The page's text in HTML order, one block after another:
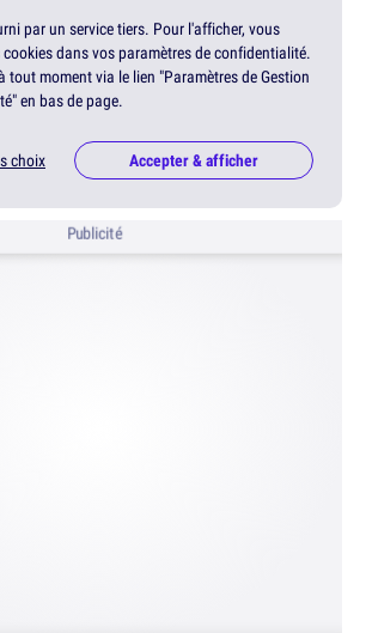
par un service tiers. Pour l'afficher, vous
cookies dans vos paramètres de confidentialité.
tout moment via le lien "Paramètres de Gestion
en bas de page.
choix Accepter & afficher
Publicité